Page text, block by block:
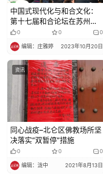
中国式现代化与和合文化：
第十七届和合论坛在苏州圆
满举行
0 0 0
编辑：庄雅婷 2023年10月20日
资讯
同心战疫–北仑区佛教场所坚
决落实“双暂停”措施
0 0 0
编辑：泷中 2021年8月13日